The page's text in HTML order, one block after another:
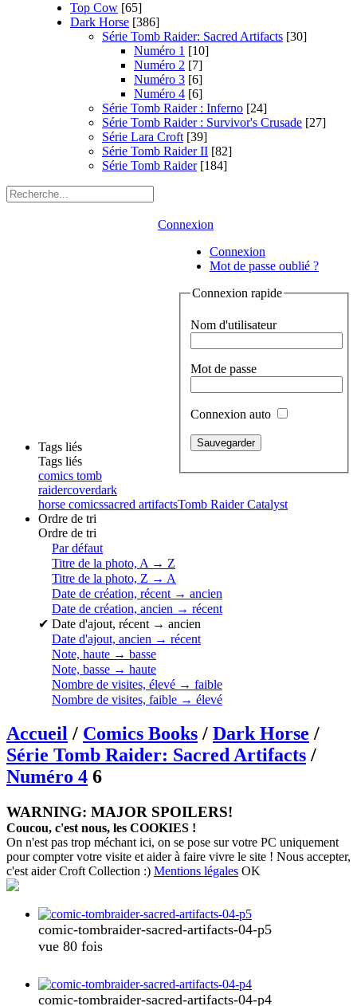
Top Cow [65]
Dark Horse [386]
Série Tomb Raider: Sacred Artifacts [30]
Numéro 1 [10]
Numéro 2 [7]
Numéro 3 [6]
Numéro 4 [6]
Série Tomb Raider : Inferno [24]
Série Tomb Raider : Survivor's Crusade [27]
Série Lara Croft [39]
Série Tomb Raider II [82]
Série Tomb Raider [184]
Connexion
Connexion
Mot de passe oublié ?
Connexion rapide
Nom d'utilisateur
Mot de passe
Connexion auto
Tags liés
Tags liés
comics tomb
raidercoverdark
horse comicssacred artifactsTomb Raider Catalyst
Ordre de tri
Ordre de tri
Par défaut
Titre de la photo, A → Z
Titre de la photo, Z → A
Date de création, récent → ancien
Date de création, ancien → récent
✔ Date d'ajout, récent → ancien
Date d'ajout, ancien → récent
Note, haute → basse
Note, basse → haute
Nombre de visites, élevé → faible
Nombre de visites, faible → élevé
Accueil / Comics Books / Dark Horse /
Série Tomb Raider: Sacred Artifacts /
Numéro 4 6
WARNING: MAJOR SPOILERS!
Coucou, c'est nous, les COOKIES !
On n'est pas trop méchant ici, on se pose sur votre PC uniquement
pour compter votre visite et aider à faire vivre le site ! Nous accepter,
c'est aider Croft Collection :) Mentions légales OK
comic-tombraider-sacred-artifacts-04-p5
vue 80 fois
comic-tombraider-sacred-artifacts-04-p4